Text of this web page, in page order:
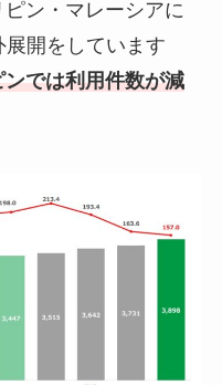
ン・マレーシアに
開をしています
では利用件数が減